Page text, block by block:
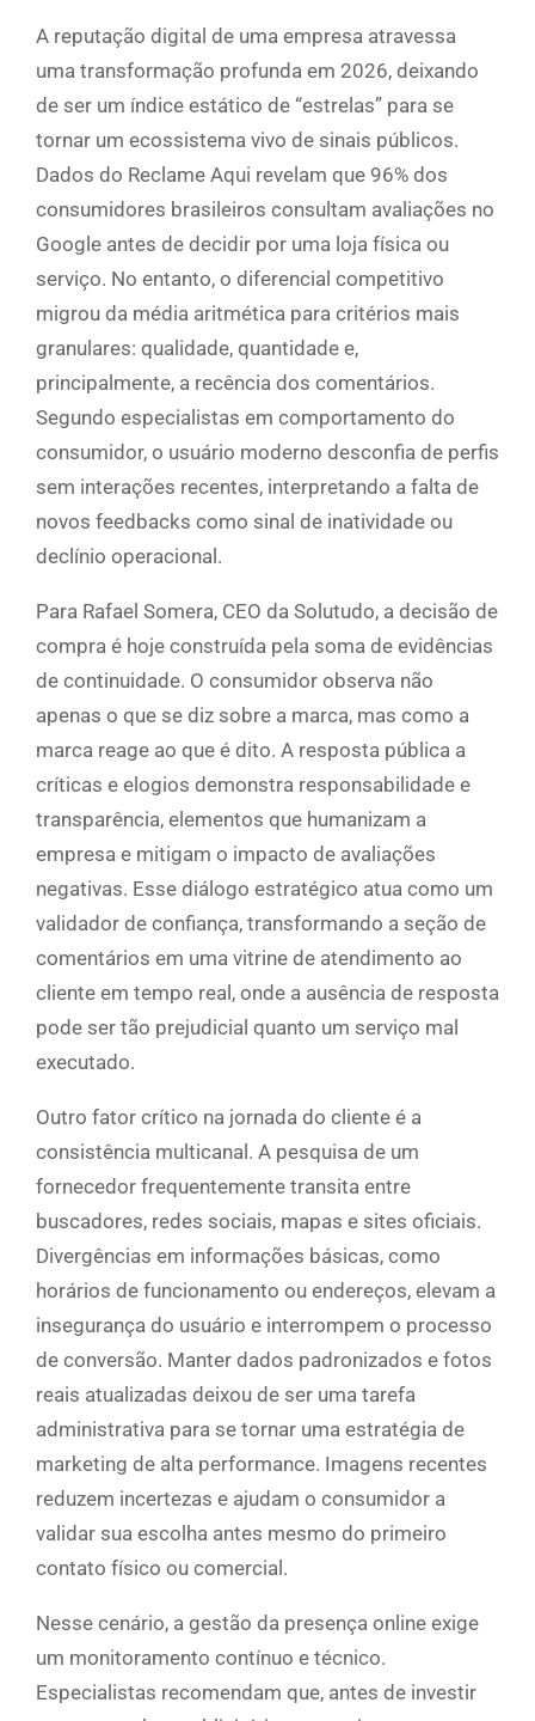
A reputação digital de uma empresa atravessa
uma transformação profunda em 2026, deixando
de ser um índice estático de “estrelas” para se
tornar um ecossistema vivo de sinais públicos.
Dados do Reclame Aqui revelam que 96% dos
consumidores brasileiros consultam avaliações no
Google antes de decidir por uma loja física ou
serviço. No entanto, o diferencial competitivo
migrou da média aritmética para critérios mais
granulares: qualidade, quantidade e,
principalmente, a recência dos comentários.
Segundo especialistas em comportamento do
consumidor, o usuário moderno desconfia de perfis
sem interações recentes, interpretando a falta de
novos feedbacks como sinal de inatividade ou
declínio operacional.
Para Rafael Somera, CEO da Solutudo, a decisão de
compra é hoje construída pela soma de evidências
de continuidade. O consumidor observa não
apenas o que se diz sobre a marca, mas como a
marca reage ao que é dito. A resposta pública a
críticas e elogios demonstra responsabilidade e
transparência, elementos que humanizam a
empresa e mitigam o impacto de avaliações
negativas. Esse diálogo estratégico atua como um
validador de confiança, transformando a seção de
comentários em uma vitrine de atendimento ao
cliente em tempo real, onde a ausência de resposta
pode ser tão prejudicial quanto um serviço mal
executado.
Outro fator crítico na jornada do cliente é a
consistência multicanal. A pesquisa de um
fornecedor frequentemente transita entre
buscadores, redes sociais, mapas e sites oficiais.
Divergências em informações básicas, como
horários de funcionamento ou endereços, elevam a
insegurança do usuário e interrompem o processo
de conversão. Manter dados padronizados e fotos
reais atualizadas deixou de ser uma tarefa
administrativa para se tornar uma estratégia de
marketing de alta performance. Imagens recentes
reduzem incertezas e ajudam o consumidor a
validar sua escolha antes mesmo do primeiro
contato físico ou comercial.
Nesse cenário, a gestão da presença online exige
um monitoramento contínuo e técnico.
Especialistas recomendam que, antes de investir